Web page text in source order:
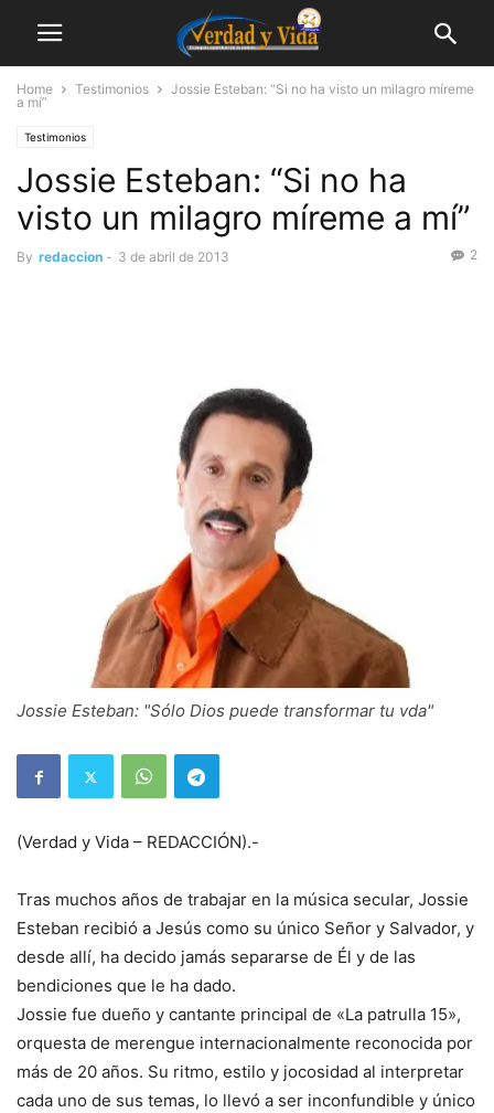
Home Testimonios
Jossie Esteban: “Si no ha visto un milagro míreme
a mí”
Testimonios
Jossie Esteban: “Si no ha
visto un milagro míreme a mí”
By redaccion - 3 de abril de 2013 2
Jossie Esteban: "Sólo Dios puede transformar tu vda"
(Verdad y Vida – REDACCIÓN).-
Tras muchos años de trabajar en la música secular, Jossie
Esteban recibió a Jesús como su único Señor y Salvador, y
desde allí, ha decido jamás separarse de Él y de las
bendiciones que le ha dado.
Jossie fue dueño y cantante principal de «La patrulla 15»,
orquesta de merengue internacionalmente reconocida por
más de 20 años. Su ritmo, estilo y jocosidad al interpretar
cada uno de sus temas, lo llevó a ser inconfundible y único